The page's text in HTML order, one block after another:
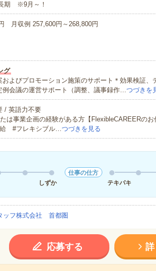
期 ※9月～！
月収例 257,600円～268,800円
グ
およびプロモーション施策のサポート＊効果検証、
例会議の運営サポート（調整、議事録作…つづきを
/ 英語力不要
は事業企画の経験がある方【FlexibleCAREERの
#フレキシブル…つづきを見る
しずか
仕事の仕方
テキパキ
ッフ株式会社 首都圏
応募する